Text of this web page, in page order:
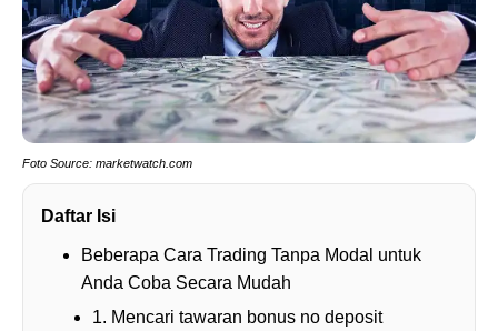
Foto Source: marketwatch.com
Daftar Isi
Beberapa Cara Trading Tanpa Modal untuk
Anda Coba Secara Mudah
1. Mencari tawaran bonus no deposit